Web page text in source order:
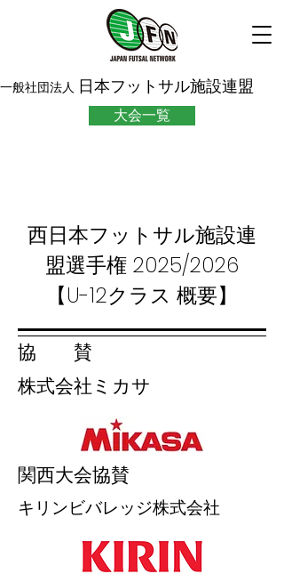
一般社団法人 日本フットサル施設連盟
大会一覧
西日本フットサル施設連
盟選手権 2025/2026
【U-12クラス 概要】
​協 賛
株式会社ミカサ
​関西大会協賛
キリンビバレッジ株式会社